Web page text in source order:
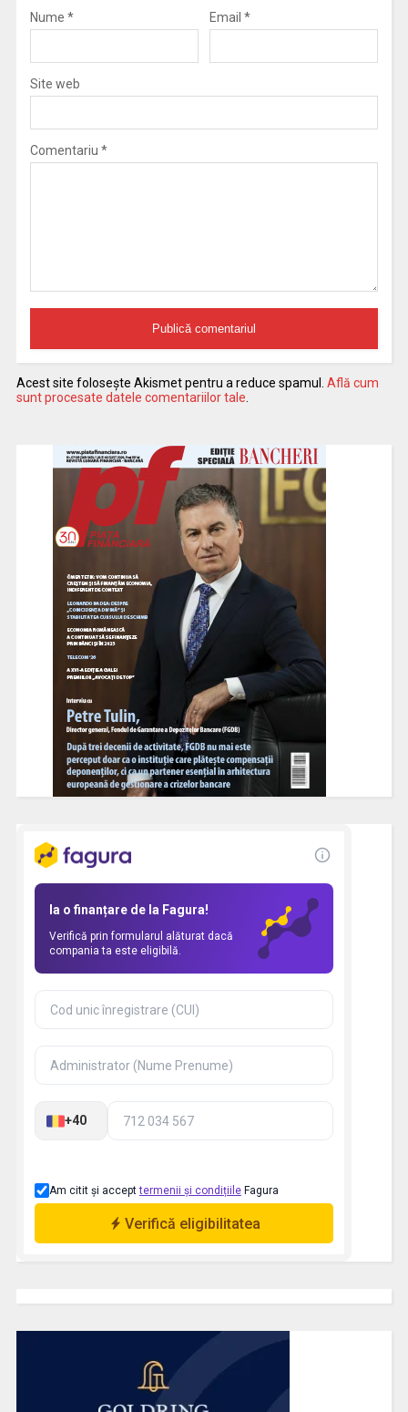
Nume * Email *
Site web
Comentariu *
Acest site folosește Akismet pentru a reduce spamul. Află cum
sunt procesate datele comentariilor tale.